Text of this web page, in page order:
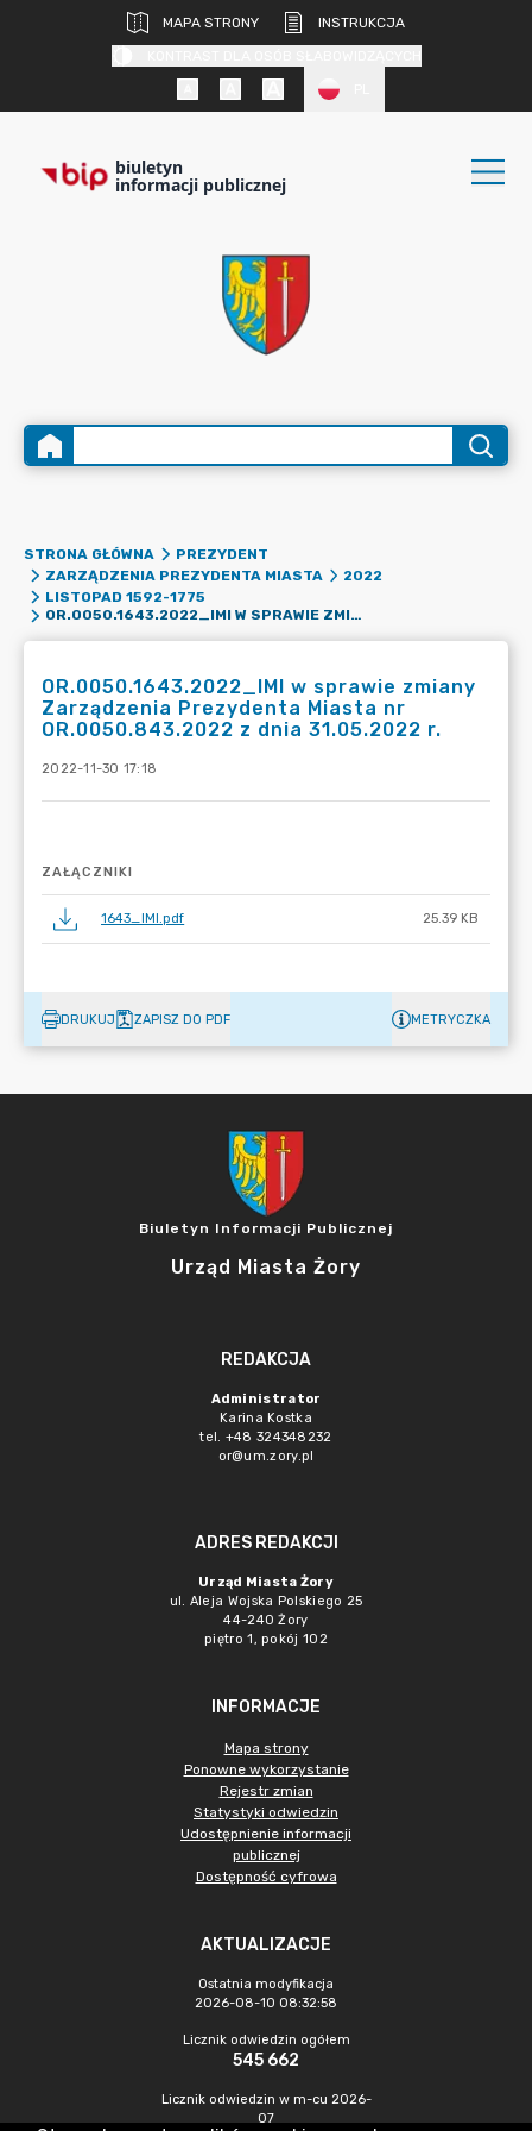
MAPA STRONY
INSTRUKCJA
biuletyn
informacji publicznej
STRONA GŁÓWNA
PREZYDENT
ZARZĄDZENIA PREZYDENTA MIASTA
2022
LISTOPAD 1592-1775
OR.0050.1643.2022_IMI W SPRAWIE ZMIANY ZARZĄDZENIA PREZYDENTA MIASTA NR OR.0050.843.2022 Z DNIA 31.05.2022 R.
OR.0050.1643.2022_IMI w sprawie zmiany
Zarządzenia Prezydenta Miasta nr
OR.0050.843.2022 z dnia 31.05.2022 r.
2022-11-30 17:18
ZAŁĄCZNIKI
1643_IMI.pdf 25.39 KB
DRUKUJ ZAPISZ DO PDF METRYCZKA
Biuletyn Informacji Publicznej
Urząd Miasta Żory
REDAKCJA
Administrator
Karina Kostka
tel. +48 324348232
or@um.zory.pl
ADRES REDAKCJI
Urząd Miasta Żory
ul. Aleja Wojska Polskiego 25
44-240 Żory
piętro 1, pokój 102
INFORMACJE
Mapa strony
Ponowne wykorzystanie
Rejestr zmian
Statystyki odwiedzin
Udostępnienie informacji
publicznej
Dostępność cyfrowa
AKTUALIZACJE
Ostatnia modyfikacja
2026-08-10 08:32:58
Licznik odwiedzin ogółem
545 662
Licznik odwiedzin w m-cu 2026-
07